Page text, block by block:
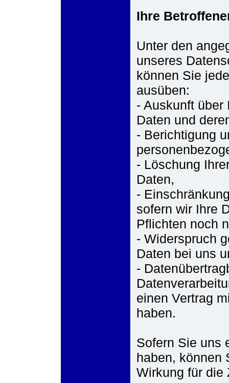
Ihre
Unter den
unseres
können Sie
ausüben:
- Auskunft über
Daten und
- Berichtigung
- Löschung
Daten,
-
sofern wir Ihre
Pflichten noch
- Widerspruch
Daten bei uns
-
einen Vertrag
haben.
Sofern Sie uns
haben, können
Wirkung für die